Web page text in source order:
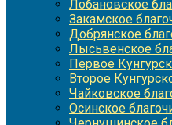
Лобановское
Закамское
Добрянское
Лысьвенское
Первое
Второе
Чайковское
Осинское